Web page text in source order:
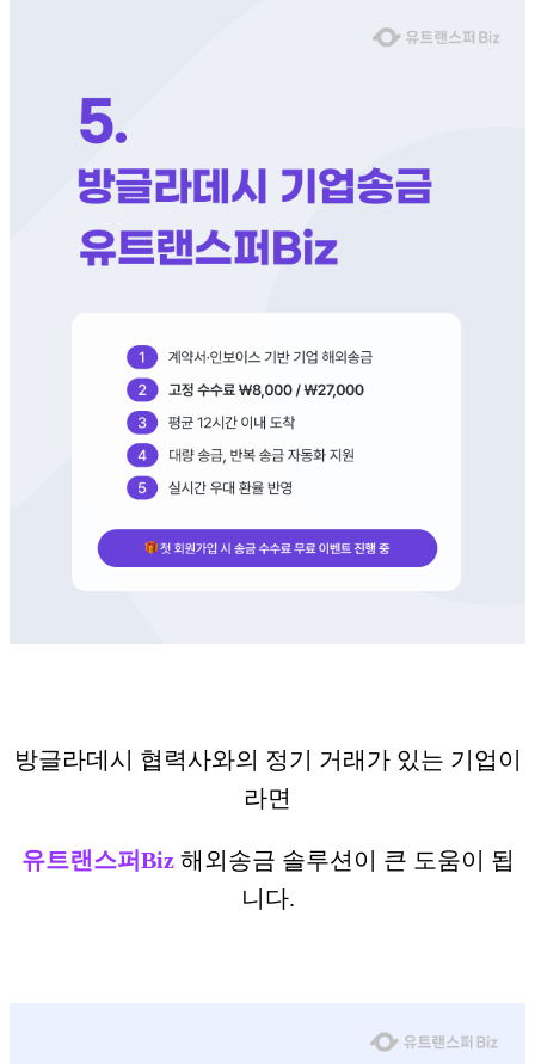
방글라데시 협력사와의 정기 거래가 있는 기업이
라면
유트랜스퍼Biz 해외송금 솔루션이 큰 도움이 됩
니다.